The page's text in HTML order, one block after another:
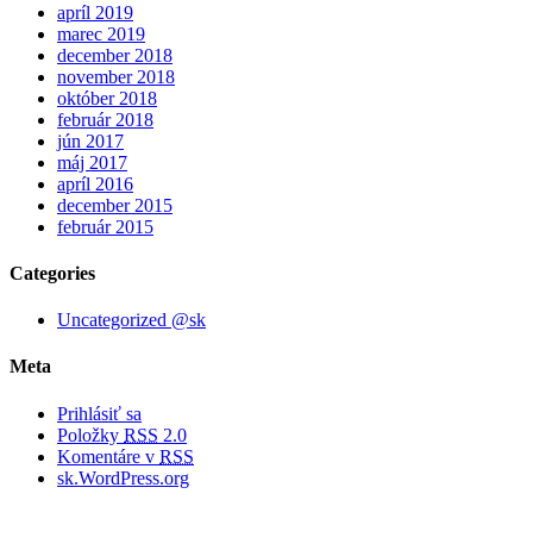
apríl 2019
marec 2019
december 2018
november 2018
október 2018
február 2018
jún 2017
máj 2017
apríl 2016
december 2015
február 2015
Categories
Uncategorized @sk
Meta
Prihlásiť sa
Položky RSS 2.0
Komentáre v RSS
sk.WordPress.org